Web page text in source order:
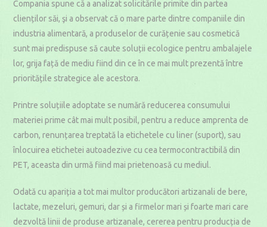
Compania spune că a analizat solicitările primite din partea
clienților săi, şi a observat că o mare parte dintre companiile din
industria alimentară, a produselor de curățenie sau cosmetică
sunt mai predispuse să caute soluții ecologice pentru ambalajele
lor, grija față de mediu fiind din ce în ce mai mult prezentă între
prioritățile strategice ale acestora.
Printre soluțiile adoptate se numără reducerea consumului
materiei prime cât mai mult posibil, pentru a reduce amprenta de
carbon, renunțarea treptată la etichetele cu liner (suport), sau
înlocuirea etichetei autoadezive cu cea termocontractibilă din
PET, aceasta din urmă fiind mai prietenoasă cu mediul.
Odată cu apariția a tot mai multor producători artizanali de bere,
lactate, mezeluri, gemuri, dar și a firmelor mari și foarte mari care
dezvoltă linii de produse artizanale, cererea pentru producția de